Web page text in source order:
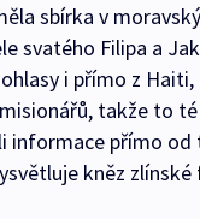
sbírka v
svatého Filipa a
i přímo z
takže to
informace přímo od
kněz